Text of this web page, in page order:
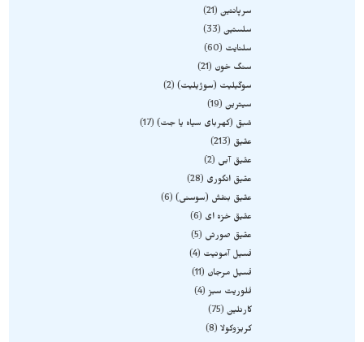
سرپانتین 21
سلستین 33
سلنایت
60
سنگ خون
21
سوگیلیت (سوژیلیت) 2
سیترین 19
شبق (کهربای سیاه یا جت) 17
عقیق
213
عقیق آبی
2
عقیق انگوری
28
عقیق بنفش (سوسنی) 6
عقیق خزه ای
6
عقیق صورتی
5
فسیل آمونیت
4
فسیل مرجان
11
فلوریت سبز
4
کارنلین 75
کریزوکولا 8